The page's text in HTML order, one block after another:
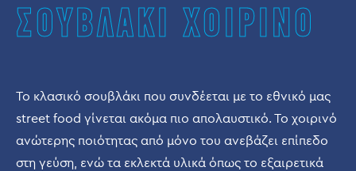
ΣΟΥΒΛΑΚΙ ΧΟΙΡΙΝΟ
Το κλασικό σουβλάκι που συνδέεται με το εθνικό μας
street food γίνεται ακόμα πιο απολαυστικό. Το χοιρινό
ανώτερης ποιότητας από μόνο του ανεβάζει επίπεδο
στη γεύση, ενώ τα εκλεκτά υλικά όπως το εξαιρετικά